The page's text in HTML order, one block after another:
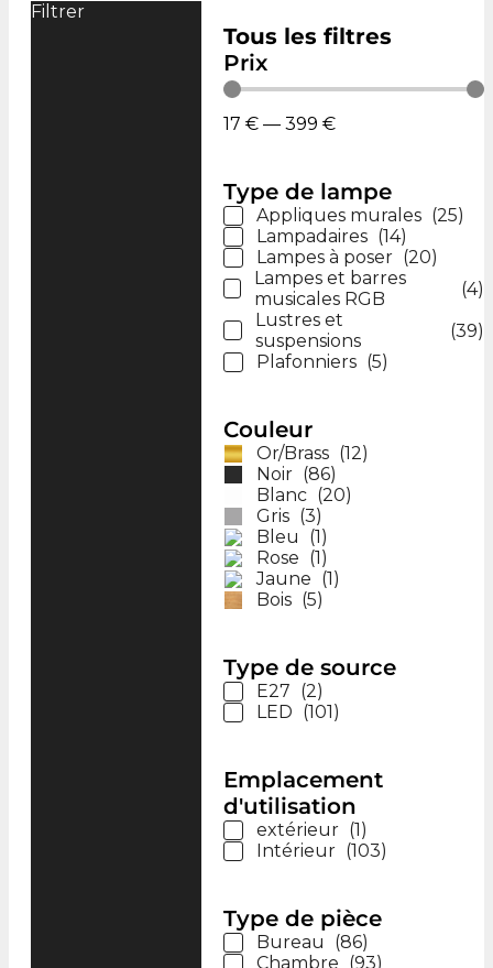
Filtrer
Tous les filtres
Prix
17 € — 399 €
Type de lampe
Appliques murales (25)
Lampadaires (14)
Lampes à poser (20)
Lampes et barres
musicales RGB
(4)
Lustres et
suspensions
(39)
Plafonniers (5)
Couleur
Or/Brass (12)
Noir (86)
Blanc (20)
Gris (3)
Bleu
(1)
Rose (1)
Jaune (1)
Bois (5)
Type de source
E27 (2)
LED (101)
Emplacement
d'utilisation
extérieur (1)
Intérieur (103)
Type de pièce
Bureau (86)
Chambre (93)